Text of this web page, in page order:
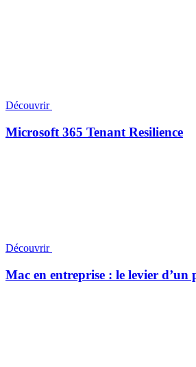
Découvrir
Microsoft 365 Tenant Resilience
Découvrir
Mac en entreprise : le levier d’un